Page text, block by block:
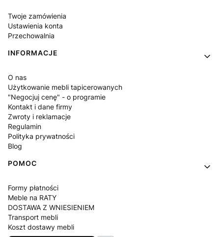
Twoje zamówienia
Ustawienia konta
Przechowalnia
INFORMACJE
O nas
Użytkowanie mebli tapicerowanych
"Negocjuj cenę" - o programie
Kontakt i dane firmy
Zwroty i reklamacje
Regulamin
Polityka prywatności
Blog
POMOC
Formy płatności
Meble na RATY
DOSTAWA Z WNIESIENIEM
Transport mebli
Koszt dostawy mebli